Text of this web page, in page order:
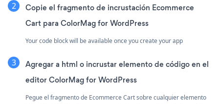
Copie el fragmento de incrustación Ecommerce
Cart para ColorMag for WordPress
Your code block will be available once you create your app
Agregar a html o incrustar elemento de código en el
editor ColorMag for WordPress
Pegue el fragmento de Ecommerce Cart sobre cualquier elemento